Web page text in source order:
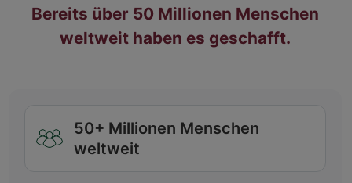
Bereits über 50 Millionen Menschen
weltweit haben es geschafft.
50+ Millionen Menschen
weltweit